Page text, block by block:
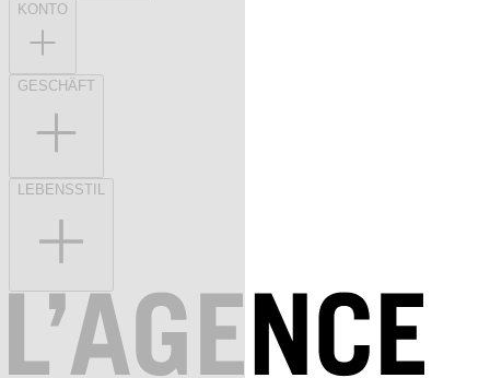
KONTO
GESCHÄFT
LEBENSSTIL